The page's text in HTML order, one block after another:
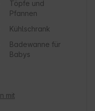
Töpfe und
Pfannen
Kühlschrank
Badewanne für
Babys
mit